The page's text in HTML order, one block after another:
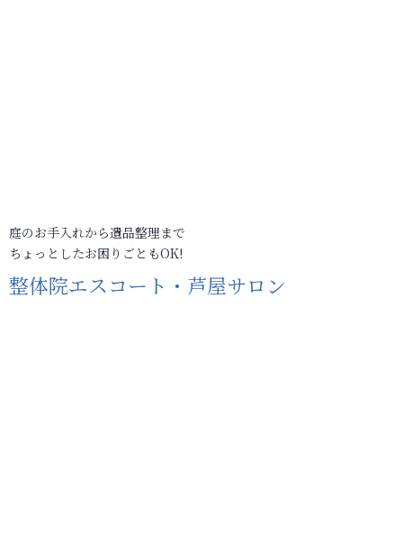
庭のお手入れから遺品整理まで
ちょっとしたお困りごともOK!
整体院エスコート・芦屋サロン